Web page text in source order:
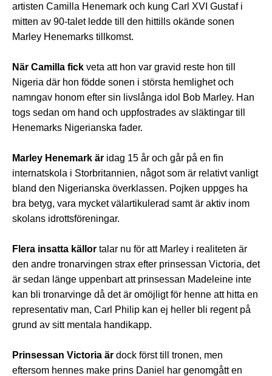
artisten Camilla Henemark och kung Carl XVI Gustaf i
mitten av 90-talet ledde till den hittills okände sonen
Marley Henemarks tillkomst.
När Camilla fick veta att hon var gravid reste hon till
Nigeria där hon födde sonen i största hemlighet och
namngav honom efter sin livslånga idol Bob Marley. Han
togs sedan om hand och uppfostrades av släktingar till
Henemarks Nigerianska fader.
Marley Henemark är idag 15 år och går på en fin
internatskola i Storbritannien, något som är relativt vanligt
bland den Nigerianska överklassen. Pojken uppges ha
bra betyg, vara mycket välartikulerad samt är aktiv inom
skolans idrottsföreningar.
Flera insatta källor talar nu för att Marley i realiteten är
den andre tronarvingen strax efter prinsessan Victoria, det
är sedan länge uppenbart att prinsessan Madeleine inte
kan bli tronarvinge då det är omöjligt för henne att hitta en
representativ man, Carl Philip kan ej heller bli regent på
grund av sitt mentala handikapp.
Prinsessan Victoria är dock först till tronen, men
eftersom hennes make prins Daniel har genomgått en